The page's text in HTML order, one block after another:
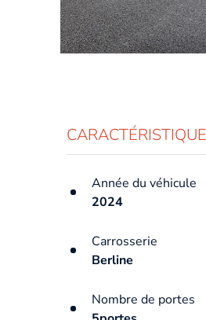
Année du véhicule
2024
Carrosserie
Berline
Nombre de portes